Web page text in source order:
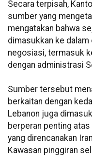
Secara terpisah,
sumber yang
mengatakan bahwa
dimasukkan ke
negosiasi, termasuk
dengan administrasi
Sumber tersebut
berkaitan dengan
Lebanon juga
berperan penting
yang direncanakan
Kawasan pinggiran